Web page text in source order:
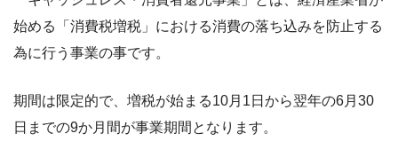
始める「消費税増税」における消費の落ち込みを防止する
為に行う事業の事です。
期間は限定的で、増税が始まる10月1日から翌年の6月30
日までの9か月間が事業期間となります。